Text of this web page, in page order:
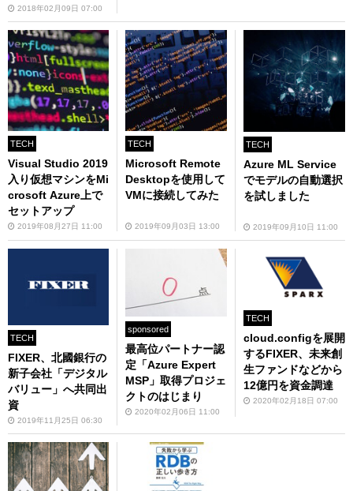
2018年02月09日 07:00
TECH
Visual Studio 2019
入り仮想マシンをMi
crosoft Azure上で
セットアップ
2019年08月27日 11:00
TECH
Microsoft Remote
Desktopを使用して
VMに接続してみた
2019年09月03日 13:00
TECH
Azure ML Service
でモデルの自動選択
を試しました
2019年09月10日 11:00
TECH
FIXER、北國銀行の
新子会社「デジタル
バリュー」へ共同出
資
2019年11月25日 06:30
sponsored
最高位パートナー認
定「Azure Expert
MSP」取得プロジェ
クトのはじまり
2020年02月06日 11:00
TECH
cloud.configを展開
するFIXER、未来創
生ファンドなどから
12億円を資金調達
2020年02月18日 07:00